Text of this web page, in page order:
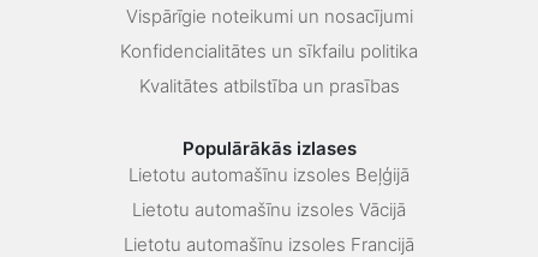
Vispārīgie noteikumi un nosacījumi
Konfidencialitātes un sīkfailu politika
Kvalitātes atbilstība un prasības
Populārākās izlases
Lietotu automašīnu izsoles Beļģijā
Lietotu automašīnu izsoles Vācijā
Lietotu automašīnu izsoles Francijā